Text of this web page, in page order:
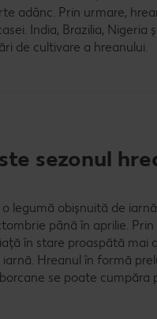
adânc. Prin urmare,
India, Brazilia, Nigeria
de cultivare a hreanului.
sezonul
legumă obișnuită de
până în aprilie.
în stare proaspătă mai
Hreanul în formă
se poate cumpăra